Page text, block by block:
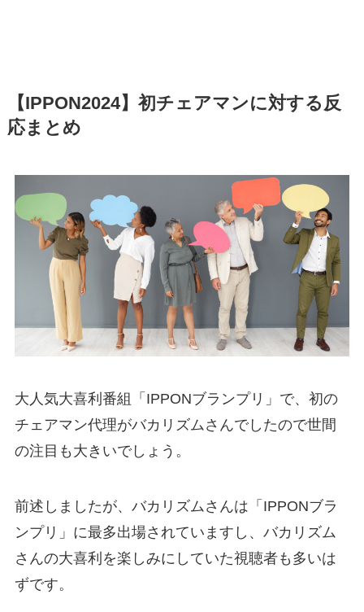
【IPPON2024】初チェアマンに対する反
応まとめ
大人気大喜利番組「IPPONブランプリ」で、初の
チェアマン代理がバカリズムさんでしたので世間
の注目も大きいでしょう。
前述しましたが、バカリズムさんは「IPPONブラ
ンプリ」に最多出場されていますし、バカリズム
さんの大喜利を楽しみにしていた視聴者も多いは
ずです。